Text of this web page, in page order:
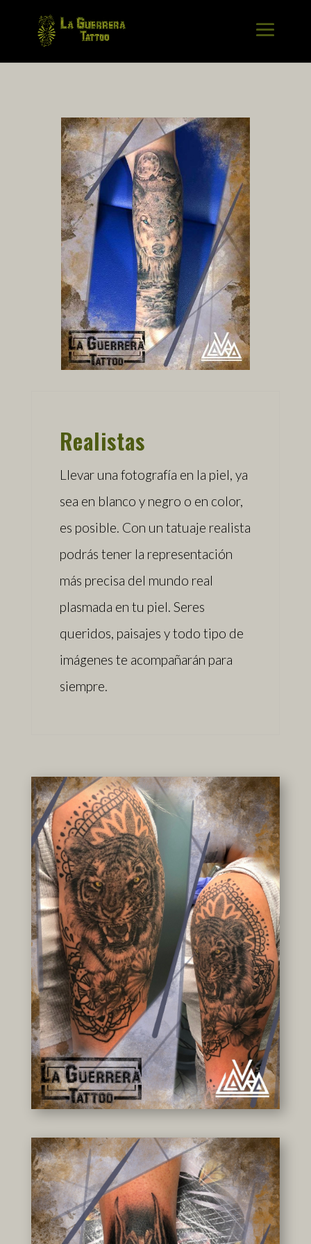
Realistas
Llevar una fotografía en la piel, ya
sea en blanco y negro o en color,
es posible. Con un tatuaje realista
podrás tener la representación
más precisa del mundo real
plasmada en tu piel. Seres
queridos, paisajes y todo tipo de
imágenes te acompañarán para
siempre.